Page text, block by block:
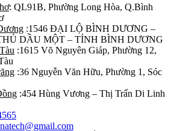
: QL91B, Phường Long Hòa, Q.Bình
:1546 ĐẠI LỘ BÌNH DƯƠNG –
DẦU MỘT – TỈNH BÌNH DƯƠNG
:1615 Võ Nguyên Giáp, Phường 12,
:36 Nguyễn Văn Hữu, Phường 1, Sóc
:454 Hùng Vương – Thị Trấn Di Linh